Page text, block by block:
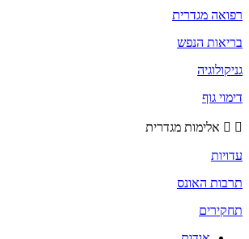
רפואה מגדרית
בריאות הנפש
גניקולוגיה
דימוי גוף
אלימות מגדרית
עדויות
תרבות האונס
תחקירים